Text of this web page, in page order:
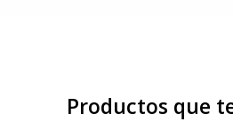
Productos que